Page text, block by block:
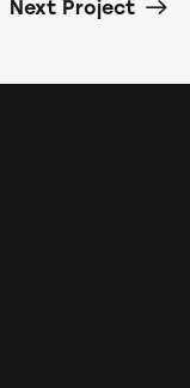
Next Project